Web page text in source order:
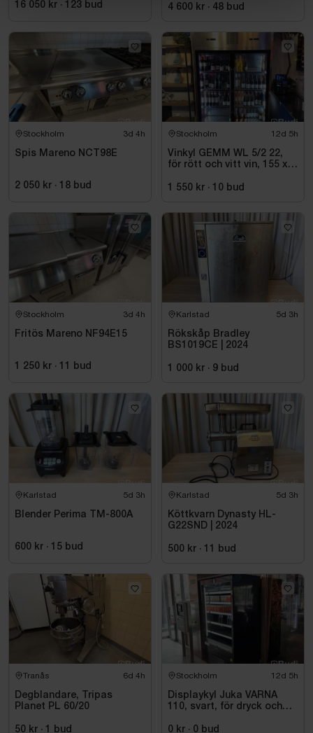
16 050 kr · 123 bud 4 600 kr · 48 bud
Stockholm 3d 4h
Spis Mareno NCT98E
2 050 kr · 18 bud
Stockholm 12d 5h
Vinkyl GEMM WL 5/2 22,
för rött och vitt vin, 155 x
1 550 kr · 10 bud
Stockholm 3d 4h
Fritös Mareno NF94E15
1 250 kr · bud
Karlstad 5d 3h
Rökskåp Bradley
BS1019CE | 2024
1 000 kr · 9 bud
Karlstad 5d 3h
Blender Perima TM-800A
600 kr · 15 bud
Karlstad 5d 3h
Köttkvarn Dynasty HL-
G22SND | 2024
500 kr · bud
Tranås 6d 4h
Degblandare, Tripas
Planet PL 60/20
50 kr · bud
Stockholm 12d 5h
Displaykyl Juka VARNA
110, svart, för dryck och
0 kr · 0 bud